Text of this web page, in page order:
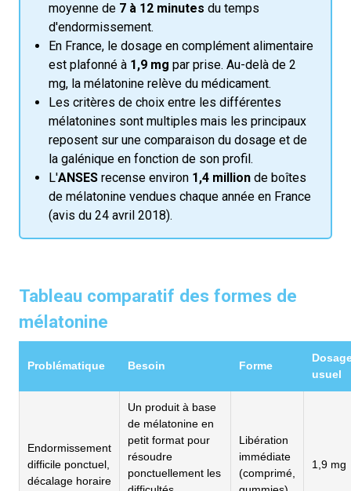
moyenne de 7 à 12 minutes du temps
d'endormissement.
En France, le dosage en complément alimentaire
est plafonné à 1,9 mg par prise. Au-delà de 2
mg, la mélatonine relève du médicament.
Les critères de choix entre les différentes
mélatonines sont multiples mais les principaux
reposent sur une comparaison du dosage et de
la galénique en fonction de son profil.
L'ANSES recense environ 1,4 million de boîtes
de mélatonine vendues chaque année en France
(avis du 24 avril 2018).
Tableau comparatif des formes de
mélatonine
Problématique Besoin Forme
usuel
Endormissement
difficile ponctuel,
décalage horaire
Un produit à base
de mélatonine en
petit format pour
résoudre
ponctuellement les
Libération
immédiate
(comprimé,
1,9 mg